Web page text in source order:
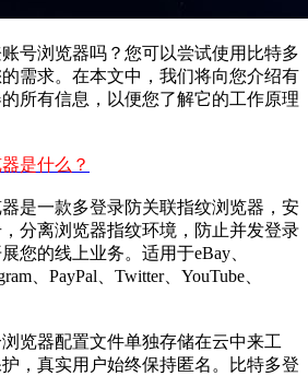
浏览器吗？您可以尝试使用比特多
需求。在本文中，我们将向您介绍有
所有信息，以便您了解它的工作原理
是什么？
一款多登录防关联指纹浏览器，安
分离浏览器指纹环境，防止并发登录
您的线上业务。适用于eBay、
、PayPal、Twitter、YouTube、
器配置文件单独存储在云中来工
，真实用户始终保持匿名。比特多登